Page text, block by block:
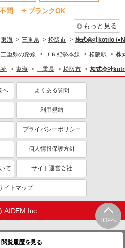
TOPへ
閲覧履歴を見る
問
ブランクOK
もっと見る
東海 三重県 松阪市 株式会社kotrio /
三重県の路線 ＪＲ紀勢本線 松阪駅 株
東海 三重県 松阪市 株式会社
へ よくある質問
利用規約
プライバシーポリシー
個人情報保護方針
て サイト運営会社
イトマップ
AIDEM Inc.